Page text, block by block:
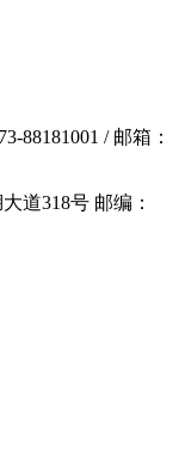
88181001 / 邮箱：
道318号 邮编：